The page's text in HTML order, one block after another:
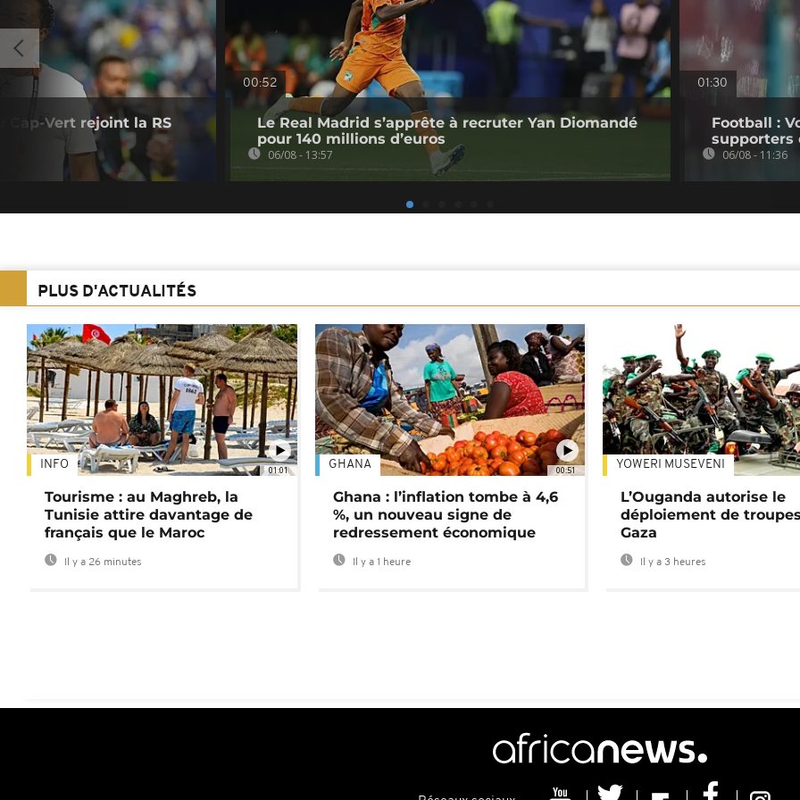
Cap-Vert rejoint la RS
00:52
Le Real Madrid s’apprête à recruter Yan Diomandé
pour 140 millions d’euros
06/08 - 13:57
01:30
Football :
supporters
06/08 - 11:36
PLUS D'ACTUALITÉS
01:01
INFO
Tourisme : au Maghreb, la
Tunisie attire davantage de
français que le Maroc
Il y a 26 minutes
00:51
GHANA
Ghana : l’inflation tombe à 4,6
%, un nouveau signe de
redressement économique
Il y a 1 heure
YOWERI MUSEVENI
L’Ouganda autorise le
déploiement de
Gaza
Il y a 3 heures